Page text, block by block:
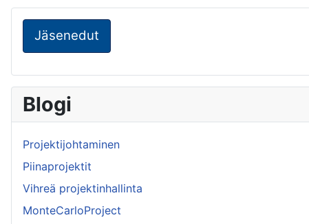
Jäsenedut
Blogi
Projektijohtaminen
Piinaprojektit
Vihreä projektinhallinta
MonteCarloProject